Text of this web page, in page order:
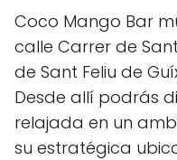
Coco Mango Bar
calle Carrer de
de Sant Feliu de
Desde allí podrás
relajada en un
su estratégica